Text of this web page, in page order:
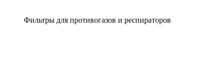
Фильтры для противогазов и респираторов